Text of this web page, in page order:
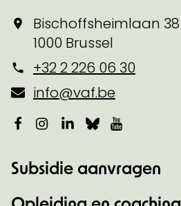
Bischoffsheimlaan 38
1000 Brussel
+32 2 226 06 30
info@vaf.be
Facebook
Instagram
LinkedIn
Bluesky
Subsidie aanvragen